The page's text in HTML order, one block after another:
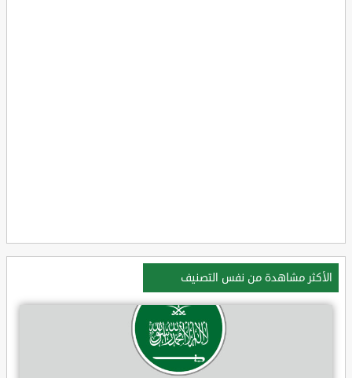
الأكثر مشاهدة من نفس التصنيف